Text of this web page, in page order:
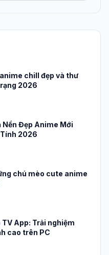
chill đẹp và thư
2026
Nền Đẹp Anime Mới
2026
chú mèo cute anime
App: Trải nghiệm
cao trên PC